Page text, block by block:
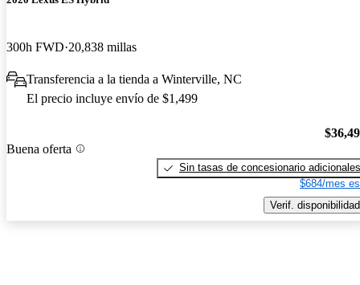
300h FWD 20,838 millas
Transferencia a la tienda a Winterville, NC
El precio incluye envío de $1,499
Buena oferta
Sin tasas de concesionario adicionales
$684/mes
Verif. disponibilidad